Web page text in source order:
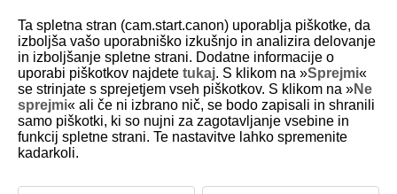
D101-017
Namestitev/Odstranitev objektiva
Namestitev objektiva
Odstranitev objektiva
Ta spletna stran (cam.start.canon) uporablja piškotke, da
izboljša vašo uporabniško izkušnjo in analizira delovanje
in izboljšanje spletne strani. Dodatne informacije o
uporabi piškotkov najdete tukaj. S klikom na »Sprejmi«
se strinjate s sprejetjem vseh piškotkov. S klikom na »Ne
sprejmi« ali če ni izbrano nič, se bodo zapisali in shranili
samo piškotki, ki so nujni za zagotavljanje vsebine in
funkcij spletne strani. Te nastavitve lahko spremenite
kadarkoli.